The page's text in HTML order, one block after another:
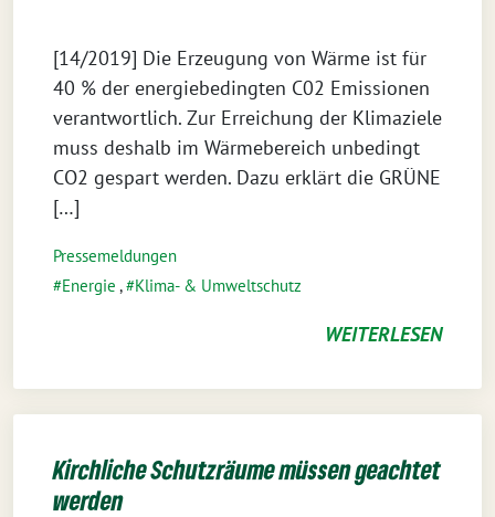
[14/2019] Die Erzeugung von Wärme ist für
40 % der energiebedingten C02 Emissionen
verantwortlich. Zur Erreichung der Klimaziele
muss deshalb im Wärmebereich unbedingt
CO2 gespart werden. Dazu erklärt die GRÜNE
[…]
Pressemeldungen
Energie , Klima- & Umweltschutz
WEITERLESEN
Kirchliche Schutzräume müssen geachtet
werden